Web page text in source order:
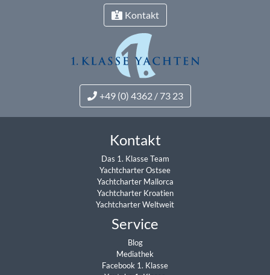
Kontakt
+49 (0) 4362 / 73 23
Kontakt
Das 1. Klasse Team
Yachtcharter Ostsee
Yachtcharter Mallorca
Yachtcharter Kroatien
Yachtcharter Weltweit
Service
Blog
Mediathek
Facebook 1. Klasse